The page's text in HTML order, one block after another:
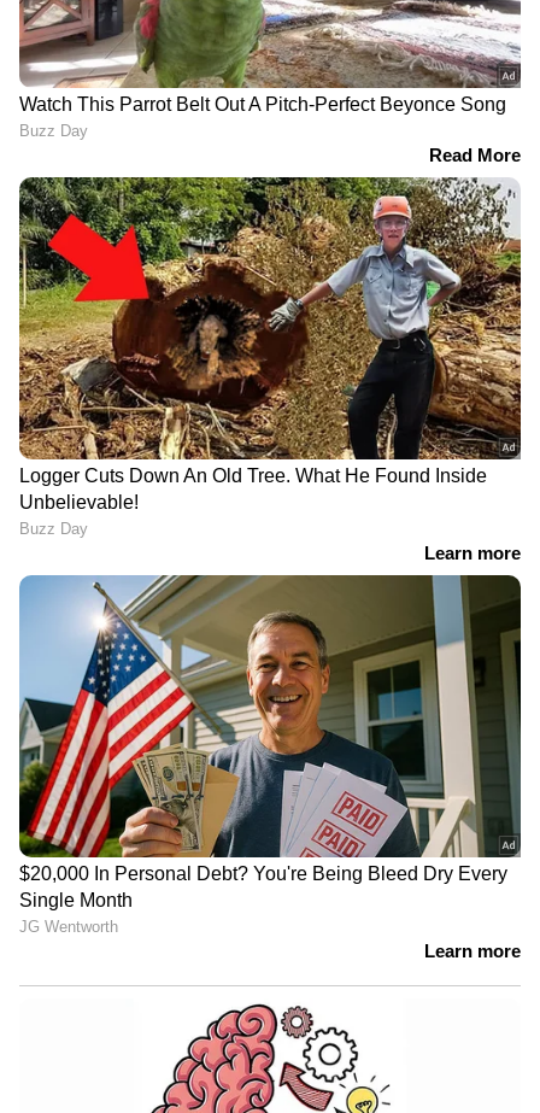
പ്രണയകഥ തുറന്നു പറഞ്ഞ് വി കെ
ശ്രീകണ്ഠൻ എംപിയും മന്ത്രിയും
ഭാര്യയുമായ കെ എ തുളസിയും
സിപിഎമ്മിന്റെ സൈബർ പോരാളി;
ആരാണ് ചെന്നിത്തലയേയും
പൊലീസിനേയും വെല്ലുവിളിക്കുന്ന
അര്‍ജുന്‍ ആയങ്കി?